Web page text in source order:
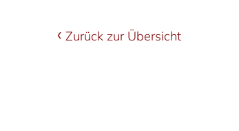
Zurück zur Übersicht